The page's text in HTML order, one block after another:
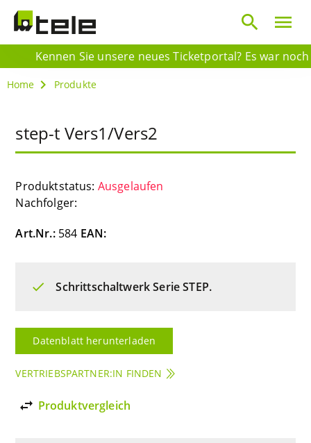
Kennen Sie unsere neues Ticketportal? Es war
menu
search
Home Produkte
step-t Vers1/Vers2
Produktstatus: Ausgelaufen
Nachfolger:
Art.Nr.: 584 EAN:
Schrittschaltwerk Serie STEP.
Datenblatt herunterladen
VERTRIEBSPARTNER:IN FINDEN
import_export Produktvergleich